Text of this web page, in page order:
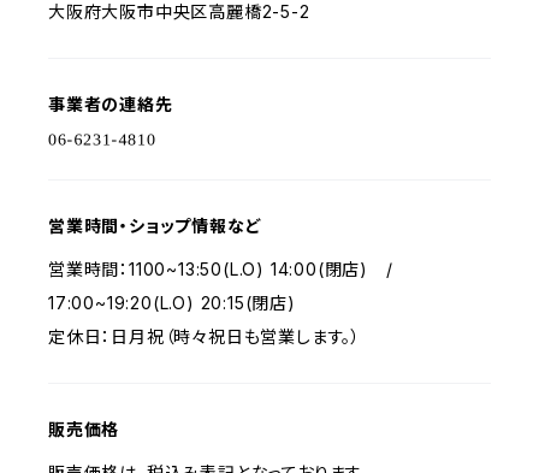
大阪府大阪市中央区高麗橋2-5-2
事業者の連絡先
営業時間・ショップ情報など
営業時間：1100~13:50(L.O) 14:00(閉店) /
17:00~19:20(L.O) 20:15(閉店)
定休日：日月祝（時々祝日も営業します。）
販売価格